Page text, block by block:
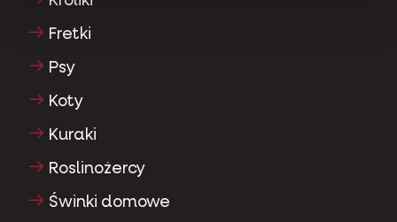
Fretki
Psy
Koty
Kuraki
Roslinożercy
Świnki domowe